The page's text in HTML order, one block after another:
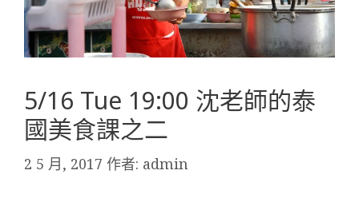
5/16 Tue 19:00 沈老師的泰
國美食課之二
2 5 月, 2017 作者: admin